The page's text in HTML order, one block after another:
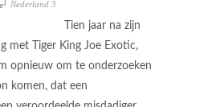
Nederland 3
Tien jaar na zijn
met Tiger King Joe Exotic,
opnieuw om te onderzoeken
komen, dat een